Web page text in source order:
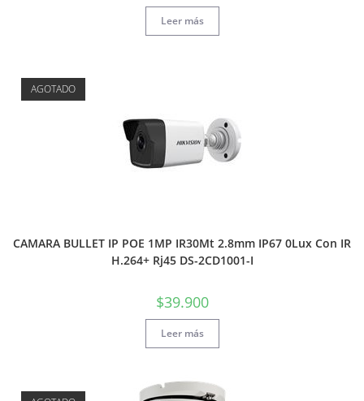
Leer más
AGOTADO
CAMARA BULLET IP POE 1MP IR30Mt 2.8mm IP67 0Lux Con IR
H.264+ Rj45 DS-2CD1001-I
$39.900
Leer más